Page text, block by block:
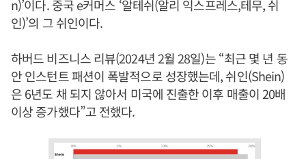
n)’이다. 중국 e커머스 ‘알테쉬(알리 익스프레스,테무, 쉬
인)’의 그 쉬인이다.
하버드 비즈니스 리뷰(2024년 2월 28일)는 “최근 몇 년 동
안 인스턴트 패션이 폭발적으로 성장했는데, 쉬인(Shein)
은 6년도 채 되지 않아서 미국에 진출한 이후 매출이 20배
이상 증가했다”고 전했다.